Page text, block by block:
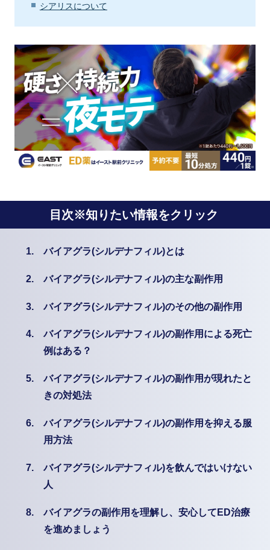
シアリスについて
目次※知りたい情報をクリック
1. バイアグラ(シルデナフィル)とは
2. バイアグラ(シルデナフィル)の主な副作用
3. バイアグラ(シルデナフィル)のその他の副作用
4.
バイアグラ(シルデナフィル)の副作用による死亡
例はある？
5.
バイアグラ(シルデナフィル)の副作用が現れたと
きの対処法
6.
バイアグラ(シルデナフィル)の副作用を抑える服
用方法
7.
バイアグラ(シルデナフィル)を飲んではいけない
人
8.
バイアグラの副作用を理解し、安心してED治療
を進めましょう